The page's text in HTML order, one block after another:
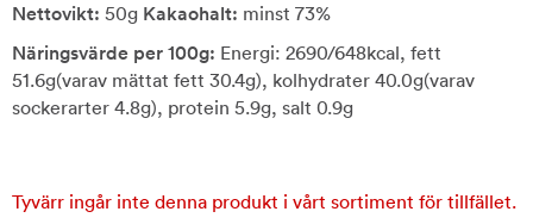
Nettovikt: 50g Kakaohalt: minst 73%
Näringsvärde per 100g: Energi: 2690/648kcal, fett
51.6g(varav mättat fett 30.4g), kolhydrater 40.0g(varav
sockerarter 4.8g), protein 5.9g, salt 0.9g
Tyvärr ingår inte denna produkt i vårt sortiment för tillfället.